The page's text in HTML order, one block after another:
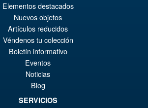
Elementos destacados
Nuevos objetos
Artículos reducidos
Véndenos tu colección
Boletín informativo
Eventos
Noticias
Blog
SERVICIOS